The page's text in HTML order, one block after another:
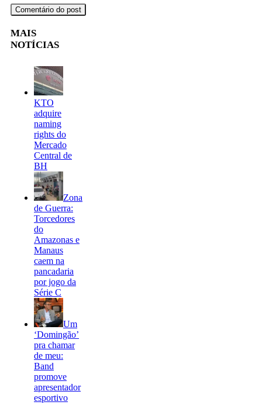
MAIS
NOTÍCIAS
KTO
adquire
naming
rights do
Mercado
Central de
BH
Zona
de Guerra:
Torcedores
do
Amazonas e
Manaus
caem na
pancadaria
por jogo da
Série C
Um
‘Domingão’
pra chamar
de meu:
Band
promove
apresentador
esportivo